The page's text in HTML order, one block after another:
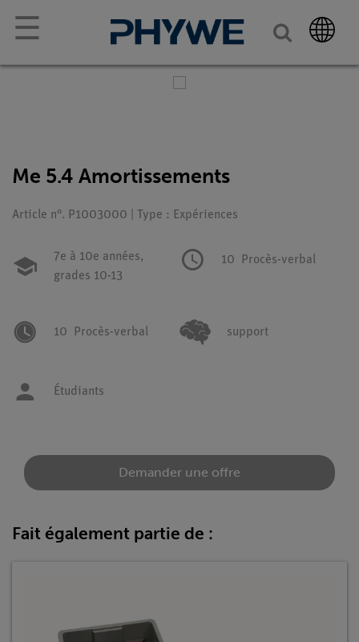
☰
Me 5.4 Amortissements
Article n°. P1003000 | Type : Expériences
7e à 10e années,
grades 10-13
10 Procès-verbal
10 Procès-verbal support
Étudiants
Demander une offre
Fait également partie de :